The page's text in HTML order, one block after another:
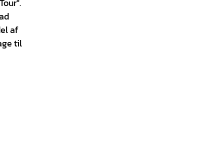
af
til